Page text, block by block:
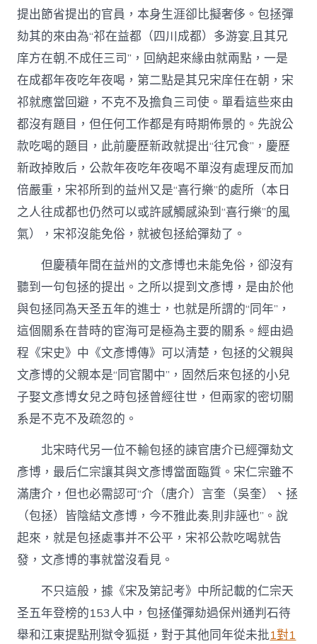
提出節省提出的官員，本身生涯卻比擬奢侈。包拯彈
劾其的來由為“祁在益都（四川成都）多游宴,且其兄
庠方在朝,不成任三司”，回納起來緣由就兩點，一是
在成都年夜吃年夜喝，第二點是其兄宋庠任在朝，宋
祁就應當回避，不克不及擔負三司使。單看這些來由
都沒有題目，但任何工作都是有時期佈景的。先說公
款吃喝的題目，此前慶歷新政就提出“往冗食”，慶歷
新政掉敗后，公款年夜吃年夜喝不單沒有處理反而加
倍嚴重，宋祁所到的益州又是“喜行樂”的處所（本日
之人往成都也仍然可以或許感觸感染到“喜行樂”的風
氣），宋祁沒能免俗，就被包拯給彈劾了。
但慶積年間在益州的文彥博也未能免俗，卻沒有
聽到一句包拯的提出。之所以提到文彥博，是由於他
與包拯同為天圣五年的進士，也就是所謂的“同年”，
這個關系在昔時的宦海可是極為主要的關系。經由過
程《宋史》中《文彥博傳》可以清楚，包拯的父親與
文彥博的父親本是“同官閣中”，固然后來包拯的小兒
子娶文彥博女兒之時包拯曾經往世，但兩家的密切關
系是不克不及疏忽的。
北宋時代另一位不輸包拯的諫官唐介已經彈劾文
彥博，最后仁宗讓其與文彥博當面臨質。宋仁宗雖不
滿唐介，但也必需認可“介（唐介）言奎（吳奎）、拯
（包拯）皆陰結文彥博，今不雅此奏,則非誣也”。說
起來，就是包拯處事并不公平，宋祁公款吃喝就告
發，文彥博的事就當沒看見。
不只這般，據《宋及第記考》中所記載的仁宗天
圣五年登榜的153人中，包拯僅彈劾過保州通判石待
舉和江東提點刑獄令狐挺，對于其他同年從未批1對1